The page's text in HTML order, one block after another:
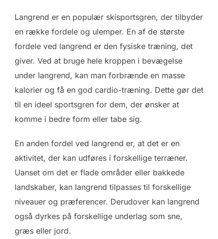
Langrend er en populær skisportsgren, der tilbyder
en række fordele og ulemper. En af de største
fordele ved langrend er den fysiske træning, det
giver. Ved at bruge hele kroppen i bevægelse
under langrend, kan man forbrænde en masse
kalorier og få en god cardio-træning. Dette gør det
til en ideel sportsgren for dem, der ønsker at
komme i bedre form eller tabe sig.
En anden fordel ved langrend er, at det er en
aktivitet, der kan udføres i forskellige terræner.
Uanset om det er flade områder eller bakkede
landskaber, kan langrend tilpasses til forskellige
niveauer og præferencer. Derudover kan langrend
også dyrkes på forskellige underlag som sne,
græs eller jord.